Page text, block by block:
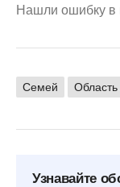
Нашли ошибку в
Семей
Узнавайте